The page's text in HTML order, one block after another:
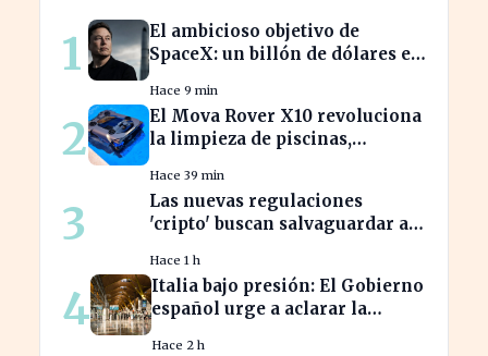
1
El ambicioso objetivo de
SpaceX: un billón de dólares en
Hace 9 min
2
El Mova Rover X10 revoluciona
la limpieza de piscinas,
usuarios
Hace 39 min
3
Las nuevas regulaciones
'cripto' buscan salvaguardar a
Hace 1 h
4
Italia bajo presión: El Gobierno
español urge a aclarar la
Hace 2 h